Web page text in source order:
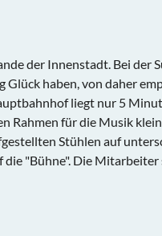
der Innenstadt. Bei der
Glück haben, von daher
liegt nur 5
Rahmen für die Musik
Stühlen auf
die "Bühne". Die